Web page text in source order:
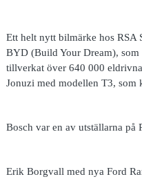
Ett helt nytt bilmärke hos RSA
BYD (Build Your Dream), som
tillverkat över 640 000
Jonuzi med modellen T3,
Bosch var en av utställarna på
Erik Borgvall med nya Ford